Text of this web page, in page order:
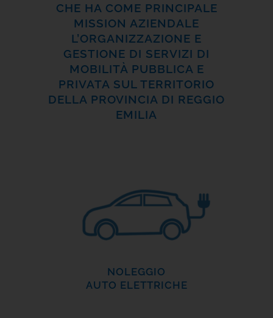
CHE HA COME PRINCIPALE
MISSION AZIENDALE
L’ORGANIZZAZIONE E
GESTIONE DI SERVIZI DI
MOBILITÀ PUBBLICA E
PRIVATA SUL TERRITORIO
DELLA PROVINCIA DI REGGIO
EMILIA
NOLEGGIO
AUTO ELETTRICHE